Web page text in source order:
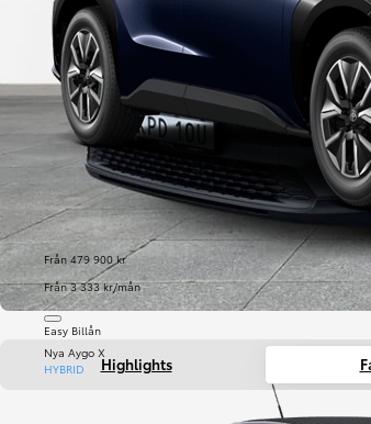
Från 479 900 kr
Från 3 333 kr/mån
Easy Billån
Nya Aygo X
HYBRID
Highlights